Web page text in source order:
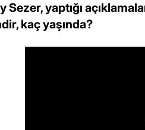
Sezer, yaptığı
kaç yaşında?